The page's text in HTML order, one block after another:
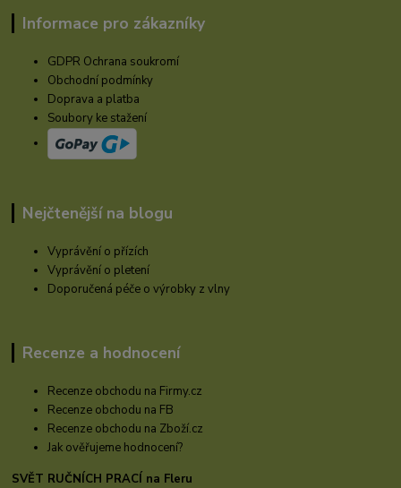
Informace pro zákazníky
GDPR Ochrana soukromí
Obchodní podmínky
Doprava a platba
Soubory ke stažení
Nejčtenější na blogu
Vyprávění o přízích
Vyprávění o pletení
Doporučená péče o výrobky z vlny
Recenze a hodnocení
Recenze obchodu na Firmy.cz
Recenze obchodu na FB
Recenze obchodu na Zboží.cz
Jak ověřujeme hodnocení?
SVĚT RUČNÍCH PRACÍ na Fleru